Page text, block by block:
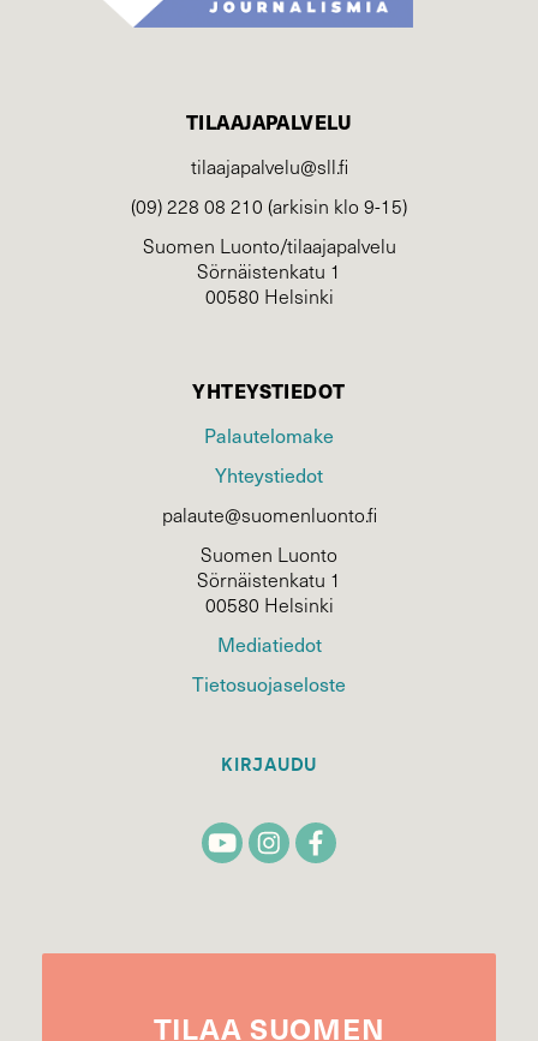
TILAAJAPALVELU
tilaajapalvelu@sll.fi
(09) 228 08 210 (arkisin klo 9-15)
Suomen Luonto/tilaajapalvelu
Sörnäistenkatu 1
00580 Helsinki
YHTEYSTIEDOT
Palautelomake
Yhteystiedot
palaute@suomenluonto.fi
Suomen Luonto
Sörnäistenkatu 1
00580 Helsinki
Mediatiedot
Tietosuojaseloste
KIRJAUDU
TILAA SUOMEN